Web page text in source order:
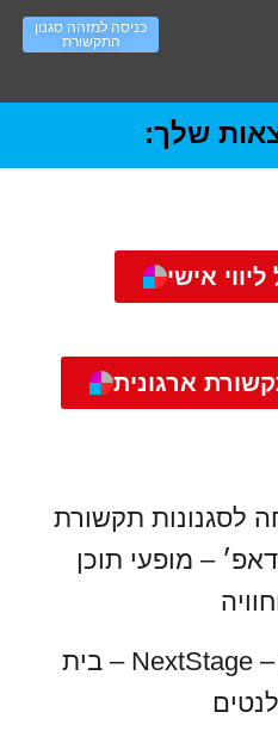
כניסה למזהה סגנון
התקשורת
שלך:
אישי
ארגונית
לסגנונות תקשורת
– מופעי תוכן
בעלים ומנחה ראשי ב – NextStage – בית